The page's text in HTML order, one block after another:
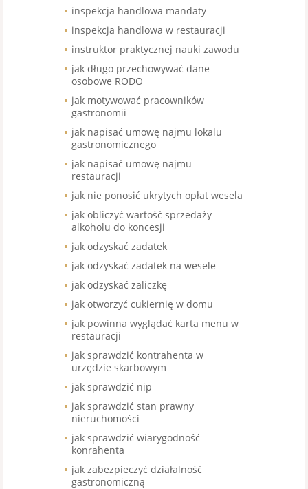
inspekcja handlowa mandaty
inspekcja handlowa w restauracji
instruktor praktycznej nauki zawodu
jak długo przechowywać dane
osobowe RODO
jak motywować pracowników
gastronomii
jak napisać umowę najmu lokalu
gastronomicznego
jak napisać umowę najmu
restauracji
jak nie ponosić ukrytych opłat wesela
jak obliczyć wartość sprzedaży
alkoholu do koncesji
jak odzyskać zadatek
jak odzyskać zadatek na wesele
jak odzyskać zaliczkę
jak otworzyć cukiernię w domu
jak powinna wyglądać karta menu w
restauracji
jak sprawdzić kontrahenta w
urzędzie skarbowym
jak sprawdzić nip
jak sprawdzić stan prawny
nieruchomości
jak sprawdzić wiarygodność
konrahenta
jak zabezpieczyć działalność
gastronomiczną